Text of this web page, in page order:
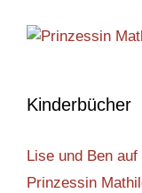
Kinderbücher
Lise und Ben
Prinzessin